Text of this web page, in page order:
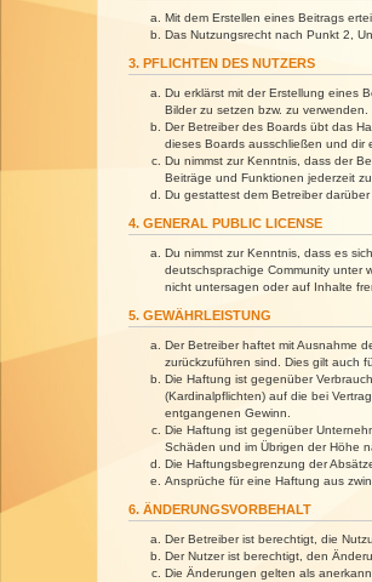
Mit dem Erstellen eines Beitrags
Das Nutzungsrecht nach Punkt 2,
3. PFLICHTEN DES NUTZERS
Du erklärst mit der Erstellung eines
Bilder zu setzen bzw. zu verwenden.
Der Betreiber des Boards übt das
dieses Boards ausschließen und dir
Du nimmst zur Kenntnis, dass der
Beiträge und Funktionen jederzeit
Du gestattest dem Betreiber
4. GENERAL PUBLIC LICENSE
Du nimmst zur Kenntnis, dass es
deutschsprachige Community unter
nicht untersagen oder auf Inhalte
5. GEWÄHRLEISTUNG
Der Betreiber haftet mit Ausnahme
zurückzuführen sind. Dies gilt auch
Die Haftung ist gegenüber
(Kardinalpflichten) auf die bei
entgangenen Gewinn.
Die Haftung ist gegenüber
Schäden und im Übrigen der Höhe
Die Haftungsbegrenzung der
Ansprüche für eine Haftung aus
6. ÄNDERUNGSVORBEHALT
Der Betreiber ist berechtigt, die
Der Nutzer ist berechtigt, den
Die Änderungen gelten als